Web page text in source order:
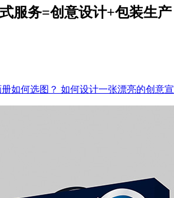
服务=创意设计+包装生产
如何选图？ 如何设计一张漂亮的创意